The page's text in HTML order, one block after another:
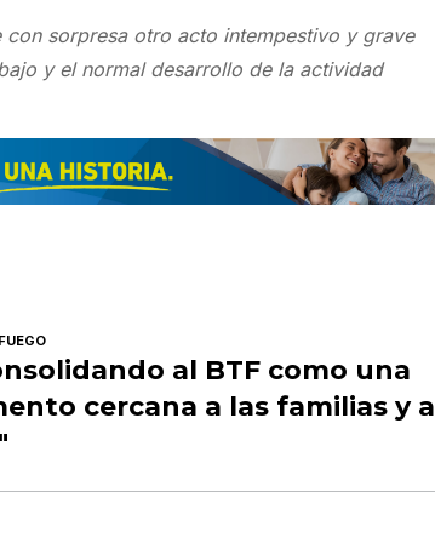
sorpresa otro acto intempestivo y grave
y el normal desarrollo de la actividad
al BTF como una
cercana a las familias y a